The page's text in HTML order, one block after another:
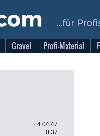
Gravel Profi-Material
4:04:47
0:37